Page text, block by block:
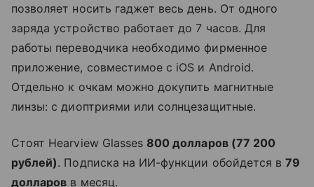
позволяет носить гаджет весь день. От одного
заряда устройство работает до 7 часов. Для
работы переводчика необходимо фирменное
приложение, совместимое с iOS и Android.
Отдельно к очкам можно докупить магнитные
линзы: с диоптриями или солнцезащитные.
Стоят Hearview Glasses 800 долларов (77 200
рублей). Подписка на ИИ-функции обойдется в79
долларов в месяц.